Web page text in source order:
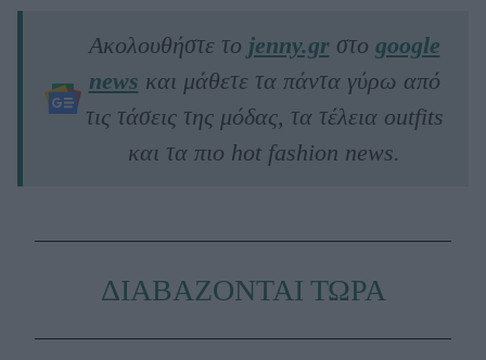
Ακολουθήστε το jenny.grστο google
news και μάθετε τα πάντα γύρω από
τις τάσεις της μόδας, τα τέλεια outfits
και τα πιο hot fashion news.
ΔΙΑΒΑΖΟΝΤΑΙ ΤΩΡΑ